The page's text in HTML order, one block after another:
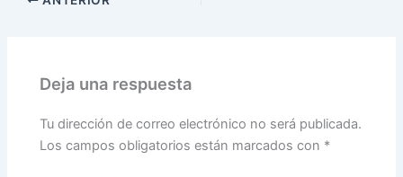
Deja una respuesta
Tu dirección de correo electrónico no será publicada.
Los campos obligatorios están marcados con *